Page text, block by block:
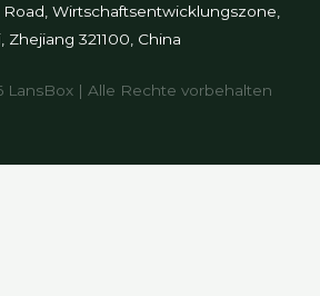
Wirtschaftsentwicklungszone,
Zhejiang 321100, China
LansBox | Alle Rechte vorbehalten